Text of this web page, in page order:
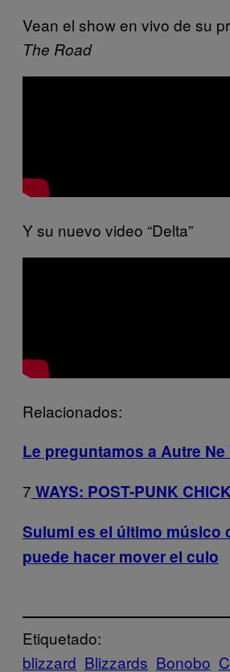
Vean el show en vivo de su
The Road
Y su nuevo video “Delta”
Relacionados:
Le preguntamos a Autre
7 WAYS: POST-PUNK
Sulumi es el último músico
puede hacer mover el culo
Etiquetado:
blizzard Blizzards Bonobo